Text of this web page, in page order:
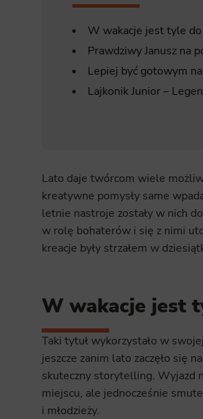
W wakacje jest tyle do
Prawdziwy Janusz na
Lepiej być gotowym
Lajkonik Junior –
Lato daje twórcom wiele
kreatywne pomysły same
letnie nastroje zostały w nich
w rolę bohaterów i się z nimi
kreacje były strzałem w
W wakacje jest
Taki tytuł wykorzystało w
jeszcze zanim lato zaczęło się
skuteczny storytelling. Wyjazd
miejscu, ale jednocześnie
i młodzieży.